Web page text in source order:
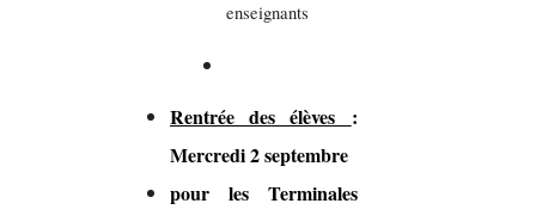
enseignants
Rentrée des élèves :
Mercredi 2 septembre
pour les Terminales